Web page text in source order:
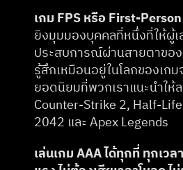
เกม FPS หรือ First-
ยิงมุมมองบุคคลที่หนึ่งที่ให้ผู้
ประสบการณ์ผ่านสายตาขอ
รู้สึกเหมือนอยู่ในโลกของเกม
ยอดนิยมที่พวกเราแนะนำให้
Counter-Strike 2, Half-
2042 และ Apex Legends
เล่นเกม AAA ได้ทุกที่ ทุกเว